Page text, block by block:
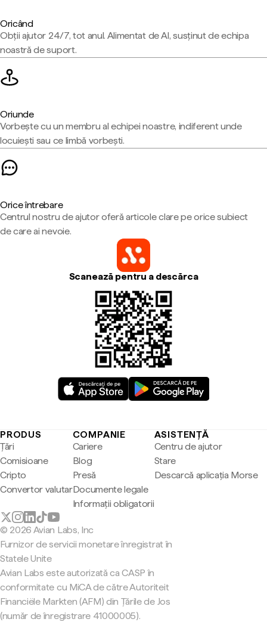
Oricând
Obții ajutor 24/7, tot anul. Alimentat de AI, susținut de echipa
noastră de suport.
Oriunde
Vorbește cu un membru al echipei noastre, indiferent unde
locuiești sau ce limbă vorbești.
Orice întrebare
Centrul nostru de ajutor oferă articole clare pe orice subiect
de care ai nevoie.
Scanează pentru a descărca
PRODUS
Țări
Comisioane
Cripto
Convertor valutar
COMPANIE
Cariere
Blog
Presă
Documente legale
Informații obligatorii
ASISTENȚĂ
Centru de ajutor
Stare
Descarcă aplicația Morse
© 2026 Avian Labs, Inc
Furnizor de servicii monetare înregistrat în
Statele Unite
Avian Labs este autorizată ca CASP în
conformitate cu MiCA de către Autoriteit
Financiële Markten (AFM) din Țările de Jos
(număr de înregistrare 41000005).